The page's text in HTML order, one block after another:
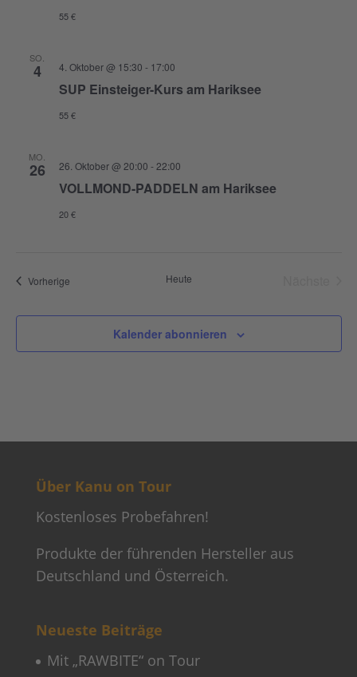
55 €
SO.
4
SUP Einsteiger-Kurs am Hariksee
4. Oktober @ 15:30 - 17:00
55 €
MO.
26
VOLLMOND-PADDELN am Hariksee
26. Oktober @ 20:00 -22:00
20 €
VorherigeVeranstaltungen Heute
Kalender abonnieren
Über Kanu on Tour
Kostenloses Probefahren!
Produkte der führenden Hersteller aus
Deutschland und Österreich.
Neueste Beiträge
Mit „RAWBITE“ on Tour